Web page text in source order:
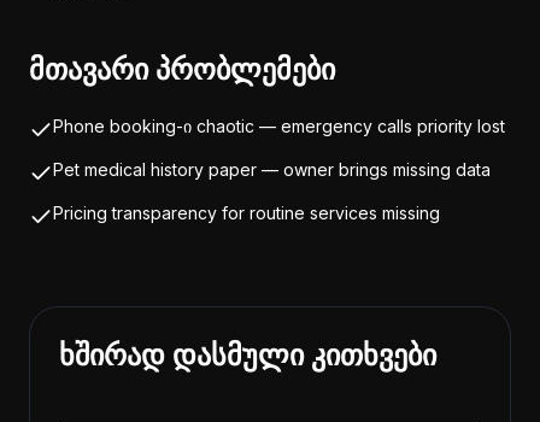
მთავარი პრობლემები
Phone booking-ი chaotic — emergency calls priority lost
Pet medical history paper — owner brings missing data
Pricing transparency for routine services missing
ხშირად დასმული კითხვები